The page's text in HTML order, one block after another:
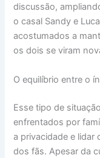
discussão,
o casal Sandy e
acostumados a
os dois se viram
O equilíbrio entre o
Esse tipo de
enfrentados por
a privacidade e lidar
dos fãs. Apesar da